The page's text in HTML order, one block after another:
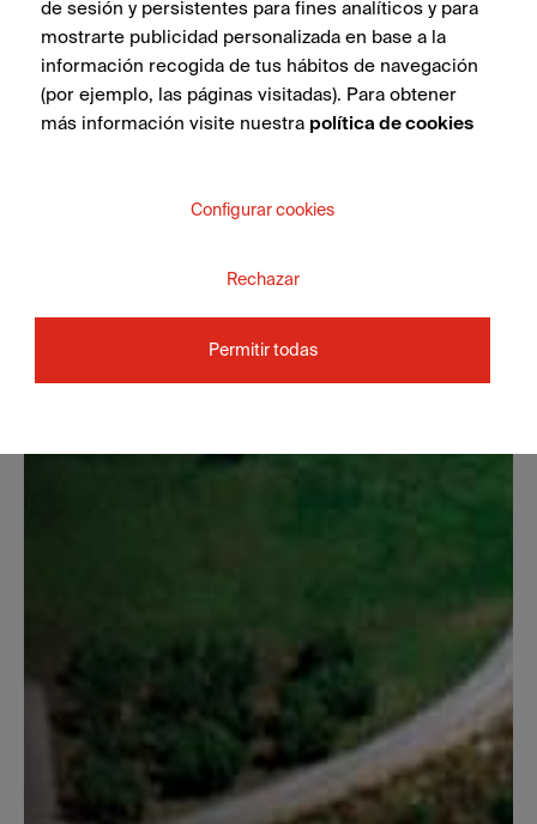
de sesión y persistentes para fines analíticos y para
mostrarte publicidad personalizada en base a la
información recogida de tus hábitos de navegación
(por ejemplo, las páginas visitadas). Para obtener
más información visite nuestra política de cookies
Configurar cookies
Rechazar
Permitir todas